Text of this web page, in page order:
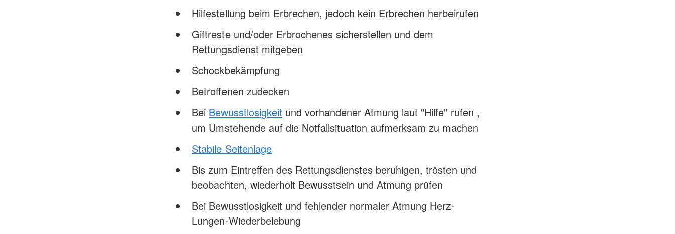
Hilfestellung beim Erbrechen, jedoch kein Erbrechen herbeirufen
Giftreste und/oder Erbrochenes sicherstellen und dem
Rettungsdienst mitgeben
Schockbekämpfung
Betroffenen zudecken
Bei Bewusstlosigkeit und vorhandener Atmung laut "Hilfe" rufen ,
um Umstehende auf die Notfallsituation aufmerksam zu machen
Stabile Seitenlage
Bis zum Eintreffen des Rettungsdienstes beruhigen, trösten und
beobachten, wiederholt Bewusstsein und Atmung prüfen
Bei Bewusstlosigkeit und fehlender normaler Atmung Herz-
Lungen-Wiederbelebung